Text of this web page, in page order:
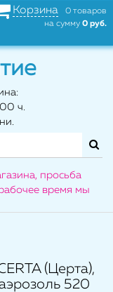
Корзина
0 товаров
на сумму 0 руб.
ч.
просьба
время мы
(Церта),
520